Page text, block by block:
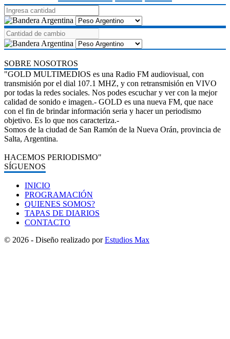
SOBRE NOSOTROS
"GOLD MULTIMEDIOS es una Radio FM audiovisual, con
transmisión por el dial 107.1 MHZ, y con retransmisión en VIVO
por todas la redes sociales. Nos podes escuchar y ver con la mejor
calidad de sonido e imagen.- GOLD es una nueva FM, que nace
con el fin de brindar información seria y hacer un periodismo
objetivo. Es lo que nos caracteriza.-
Somos de la ciudad de San Ramón de la Nueva Orán, provincia de
Salta, Argentina.
HACEMOS PERIODISMO"
SÍGUENOS
INICIO
PROGRAMACIÓN
QUIENES SOMOS?
TAPAS DE DIARIOS
CONTACTO
© 2026 - Diseño realizado porEstudios Max